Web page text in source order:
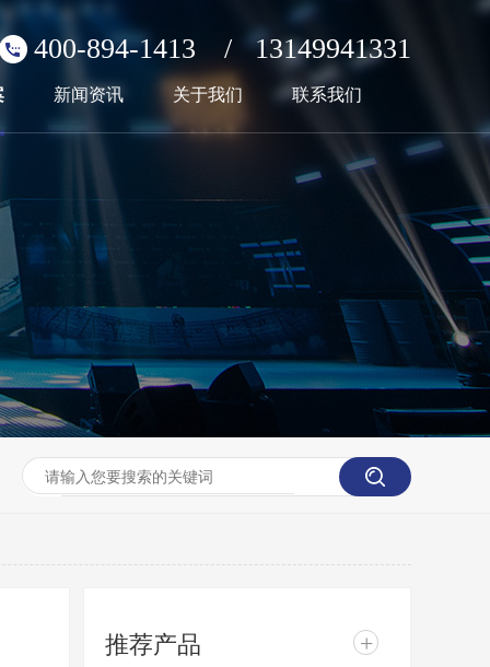
400-894-1413 / 13149941331
新闻资讯 关于我们 联系我们
推荐产品 +